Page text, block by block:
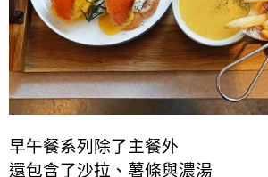
早午餐系列除了主餐外
還包含了沙拉、薯條與濃湯